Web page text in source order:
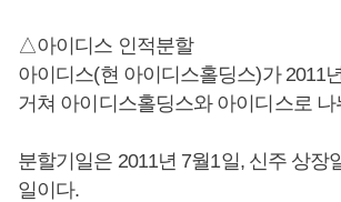
△아이디스 인적분할
아이디스(현 아이디스홀딩스)가 2011
거쳐 아이디스홀딩스와 아이디스로 나
분할기일은 2011년 7월1일, 신주 상장
일이다.